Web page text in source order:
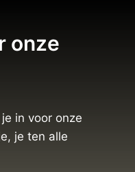
onze
in voor onze
je ten alle